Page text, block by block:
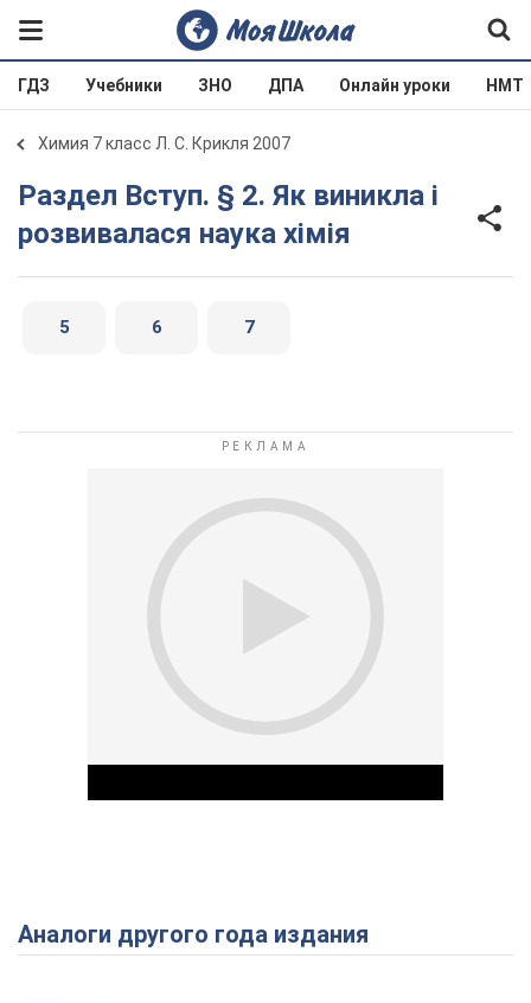
ГДЗ Учебники ЗНО ДПА Онлайн уроки НМТ
Химия 7 класс Л. С. Крикля 2007
Раздел Вступ. § 2. Як виникла і
розвивалася наука хімія
5 6 7
Play Video
Аналоги другого года издания